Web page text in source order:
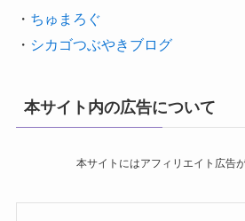
・ ちゅまろぐ
・ シカゴつぶやきブログ
本サイト内の広告について
本サイトにはアフィリエイト広告